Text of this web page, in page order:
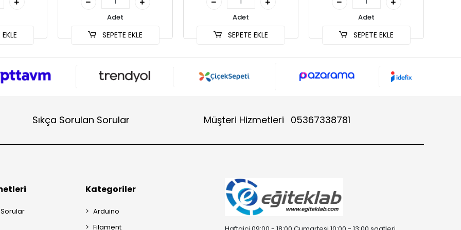
Adet
SEPETE EKLE
Adet
SEPETE EKLE
Adet
SEPETE EKLE
Sıkça Sorulan Sorular Müşteri Hizmetleri 05367338781
Kategoriler
Arduino
Filament